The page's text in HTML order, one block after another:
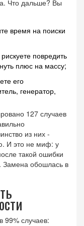
Что дальше? Вы
время на поиски
повредить
плюс на массу;
его
генератор,
127 случаев
из них -
И это не миф: у
такой ошибки
Замена обошлась в
99% случаев: